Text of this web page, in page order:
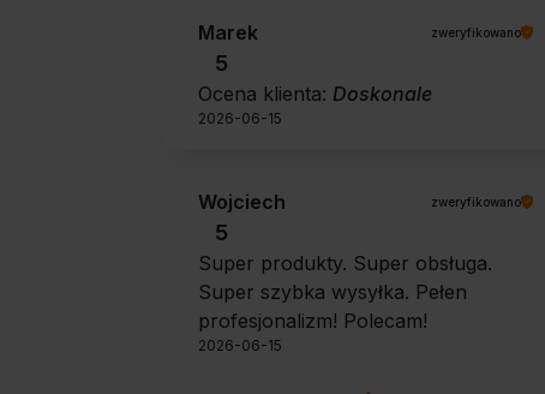
zapewniał doskonałe efekty przy
każdym użyciu.
Marek zweryfikowano
5
Ocena klienta: Doskonale
2026-06-15
Wojciech zweryfikowano
5
Super produkty. Super obsługa.
Super szybka wysyłka. Pełen
profesjonalizm! Polecam!
2026-06-15